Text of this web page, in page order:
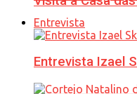
Entrevista
Entrevista Izael